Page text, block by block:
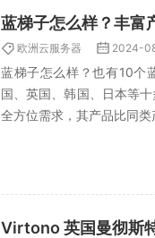
欧洲云服务器 2024-
蓝梯子怎么样？也有10个
国、英国、韩国、日本等
全方位需求，其产品比同
Virtono 英国曼彻斯